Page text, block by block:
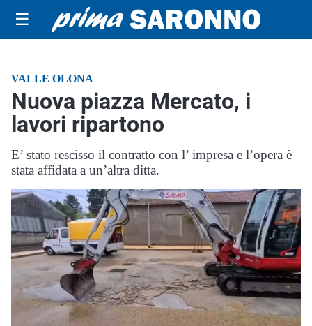
☰
VALLE OLONA
Nuova piazza Mercato, i
lavori ripartono
E’ stato rescisso il contratto con l’ impresa e l’opera è
stata affidata a un’altra ditta.